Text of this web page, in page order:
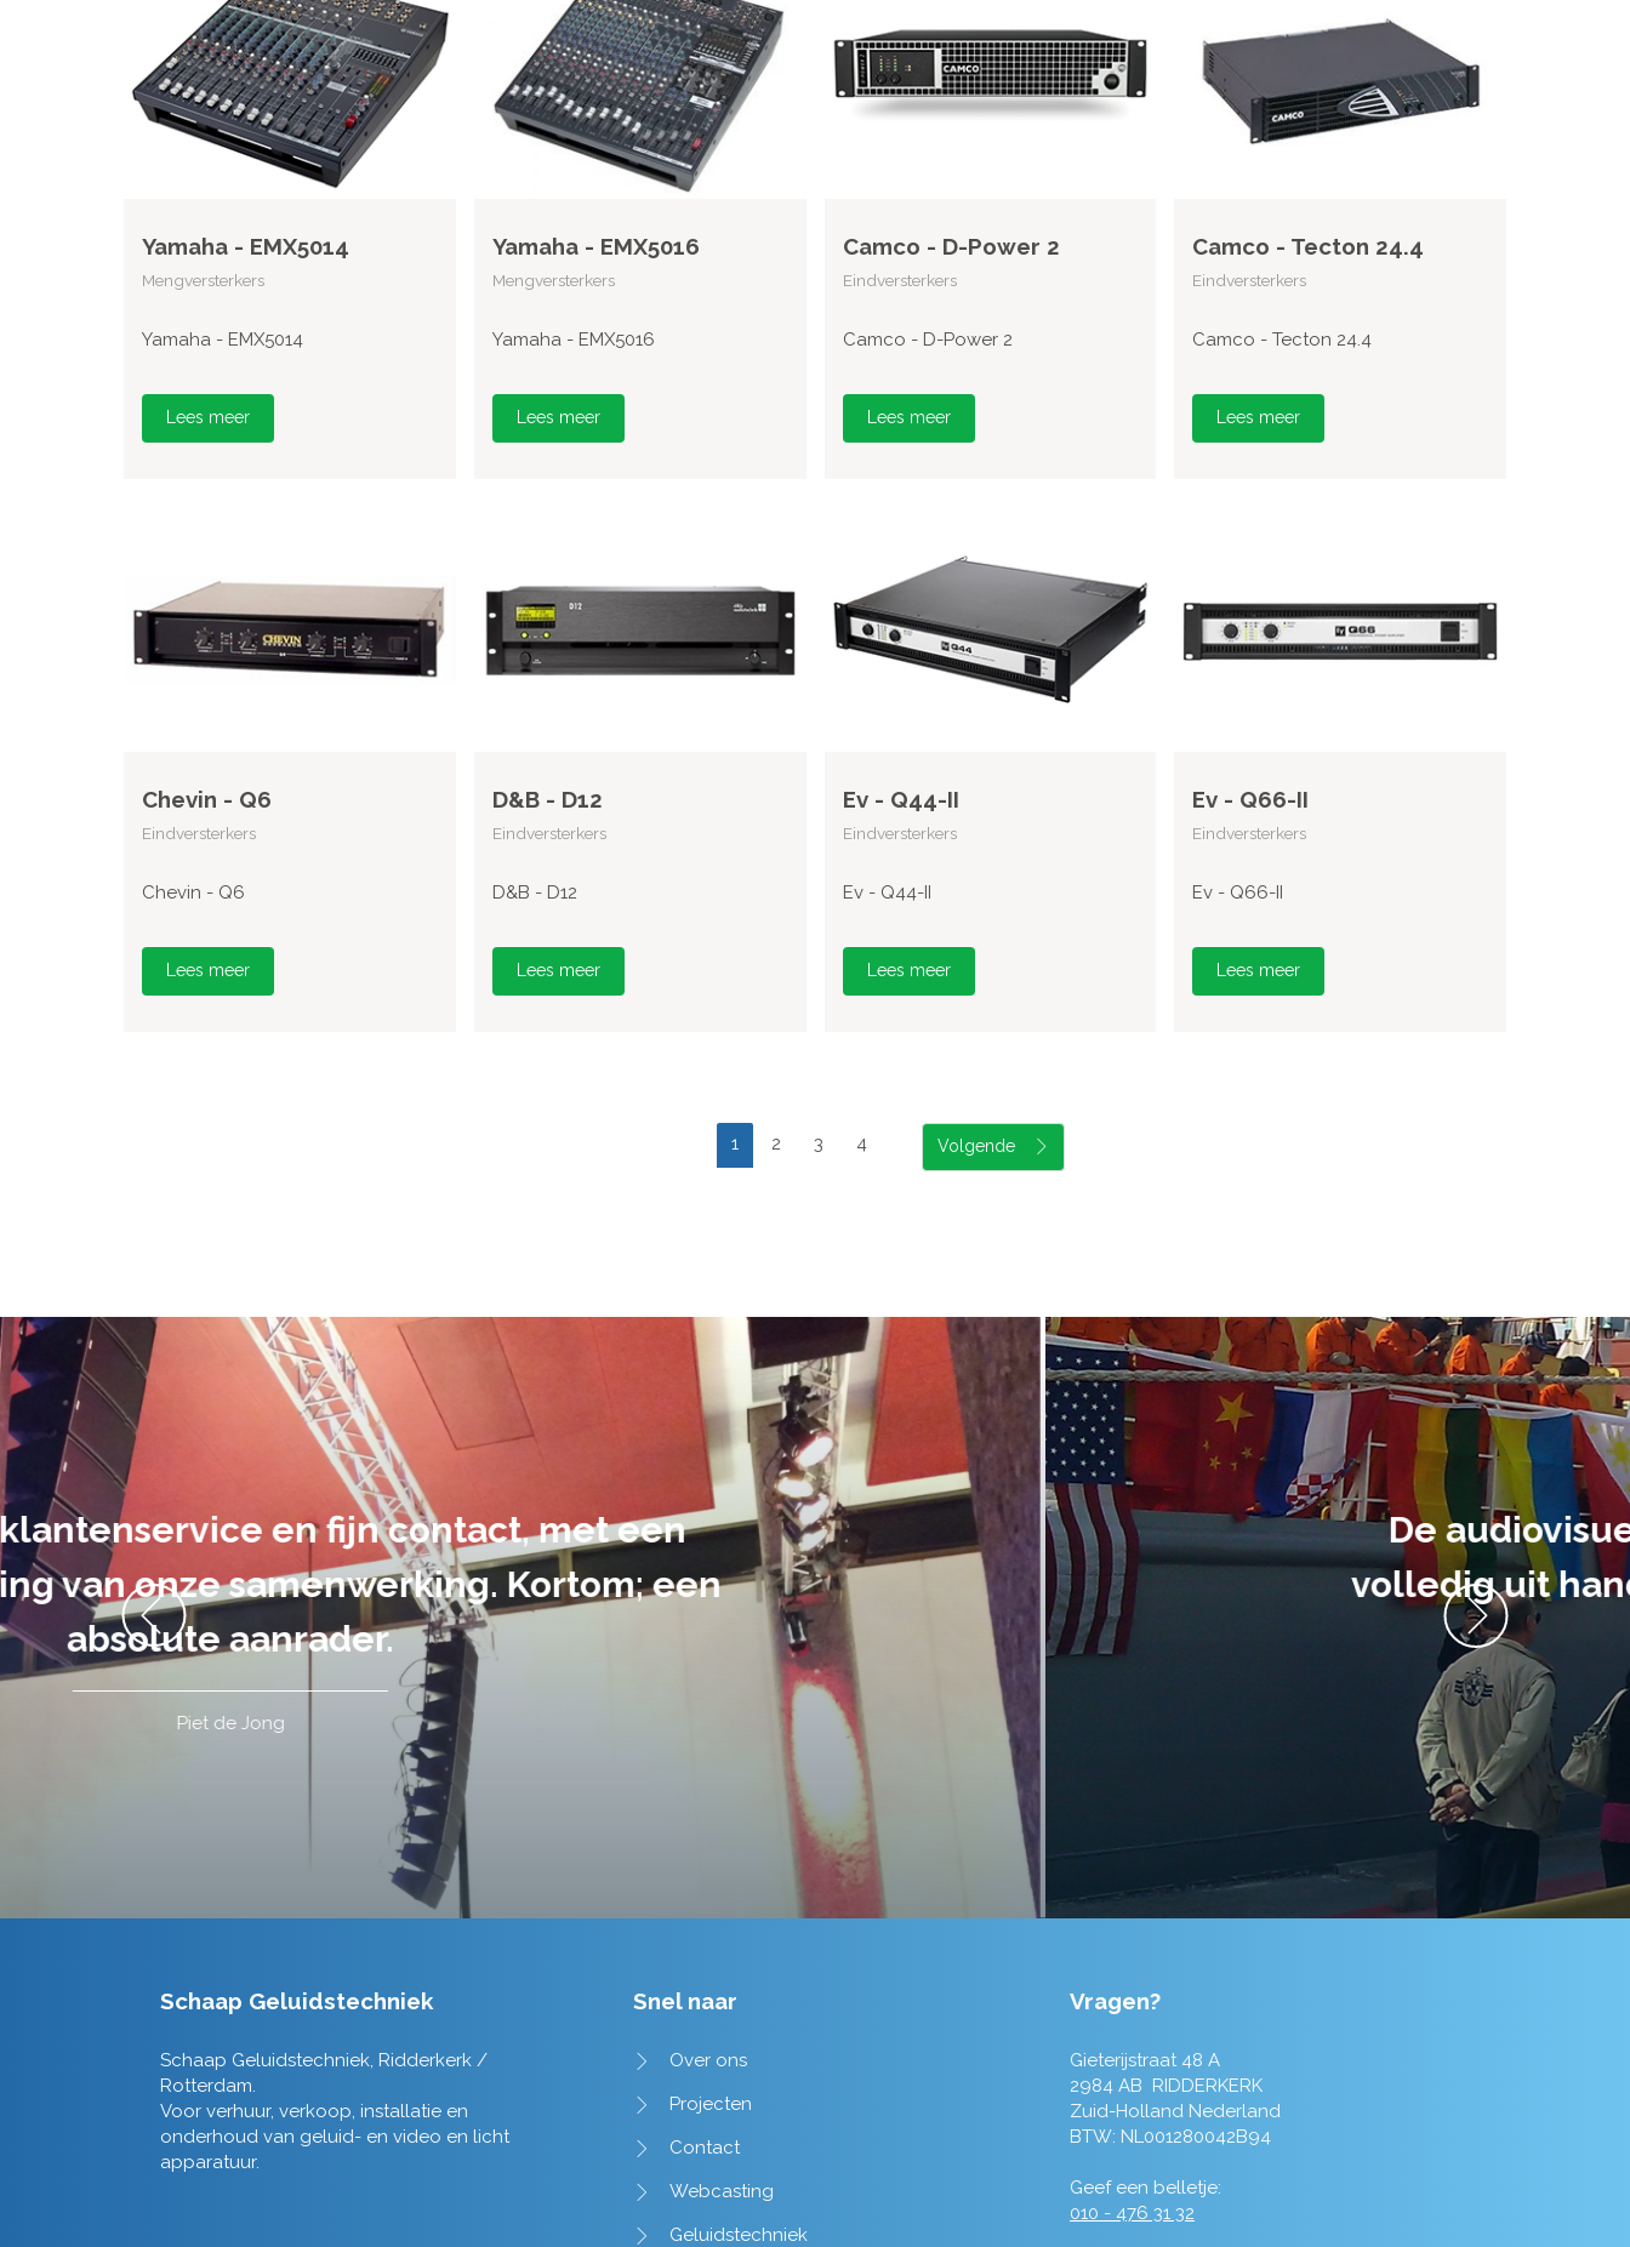
Yamaha - EMX5014
Mengversterkers
Yamaha - EMX5014
Lees meer
Yamaha - EMX5016
Mengversterkers
Yamaha - EMX5016
Lees meer
Camco - D-Power 2
Eindversterkers
Camco - D-Power 2
Lees meer
Camco - Tecton 24.4
Eindversterkers
Camco - Tecton 24.4
Lees meer
Chevin - Q6
Eindversterkers
Chevin - Q6
Lees meer
D&B - D12
Eindversterkers
D&B - D12
Lees meer
Ev - Q44-II
Eindversterkers
Ev - Q44-II
Lees meer
Ev - Q66-II
Eindversterkers
Ev - Q66-II
Lees meer
1 2 3 4
De audiovisuele uitvoering van ons evenement heb ik
volledig uit handen gegeven en dat is een aanrader! Alles
tot in de puntjes verzorgd.
Tim de Lange
Schaap Geluidstechniek
Schaap Geluidstechniek, Ridderkerk /
Rotterdam.
Voor verhuur, verkoop, installatie en
onderhoud van geluid- en video en licht
apparatuur.
Snel naar
Over ons
Projecten
Contact
Webcasting
Geluidstechniek
Vragen?
Gieterijstraat 48 A
2984 AB RIDDERKERK
Zuid-Holland Nederland
BTW: NL001280042B94
Geef een belletje:
010 - 476 31 32